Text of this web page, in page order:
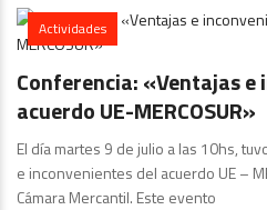
Actividades
Conferencia: «Ventajas e
acuerdo UE-MERCOSUR»
El día martes 9 de julio a las 10hs,
e inconvenientes del acuerdo UE –
Cámara Mercantil. Este evento